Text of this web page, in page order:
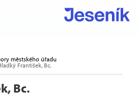
městského úřadu
František, Bc.
Bc.